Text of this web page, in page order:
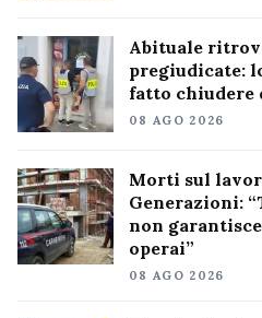
Abituale
pregiudicate:
fatto chiudere
08 AGO 2026
Morti sul
Generazioni:
non
operai”
08 AGO 2026